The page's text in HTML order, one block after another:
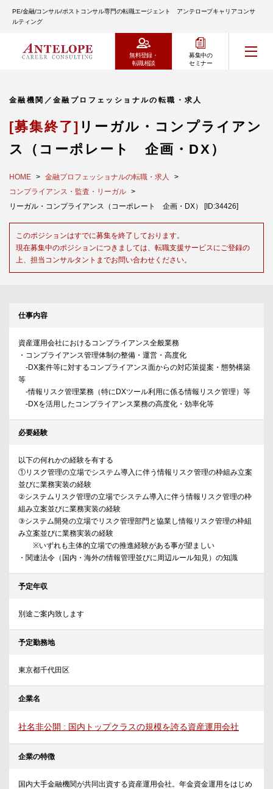
PE/金融/コンサル/ポストコンサル専門の転職エージェント アンテロープキャリアコンサ
ルティング
無料登録・
転職相談
募集中の
セミナー
金融機関／金融プロフェッショナルの転職・求人
[募集終了] リーガル・コンプライアン
ス（コーポレート 企画・DX）
HOME
金融プロフェッショナルの転職・求人
コンプライアンス・監査・リーガル
リーガル・コンプライアンス（コーポレート 企画・DX） [ID:34426]
このポジションはすでに募集を終了しております。
現在募集中のポジションにつきましては、転職支援サービスにご登録の
上、担当コンサルタントまでお問い合わせください。
仕事内容
資産運用会社におけるコンプライアンス全般業務
・コンプライアンス管理体制の整備・運営・高度化
‐DX案件等に対するコンプライアンス面からの対応策提案・態勢構築
等
‐情報リスク管理業務（特にDXツール利用に係る情報リスク管理）等
‐DXを活用したコンプライアンス業務の高度化・効率化等
必要経験
以下の何れかの経験を有する
①リスク管理の立場でシステム導入に伴う情報リスク管理の枠組み立案
並びに業務実装の経験
②システムリスク管理の立場でシステム導入に伴う情報リスク管理の枠
組み立案並びに業務実装の経験
③システム開発の立場でリスク管理部門と協業し情報リスク管理の枠組
み立案並びに業務実装の経験
※いずれも主体的立場での推進経験がある事が望ましい
・関連法令（国内・海外の情報管理並びに周辺ルール知見）の知識
予定年収
別途ご案内致します
予定勤務地
東京都千代田区
企業名
社名非公開 : 国内トップクラスの規模を誇る資産運用会社
企業の特徴
国内大手金融機関が共同出資する資産運用会社。年金資金運用をはじめ